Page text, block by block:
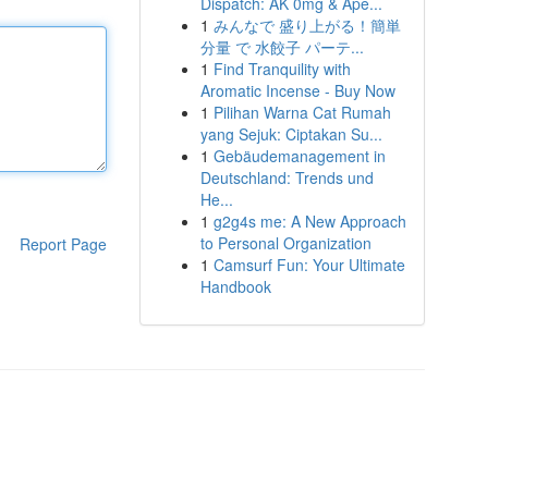
Report Page
1 みんなで 盛り上がる！簡単
分量 で 水餃子 パーテ...
1 Find Tranquility with
Aromatic Incense - Buy Now
1 Pilihan Warna Cat Rumah
yang Sejuk: Ciptakan Su...
1 Gebäudemanagement in
Deutschland: Trends und
He...
1 g2g4s me: A New Approach
to Personal Organization
1 Camsurf Fun: Your Ultimate
Handbook